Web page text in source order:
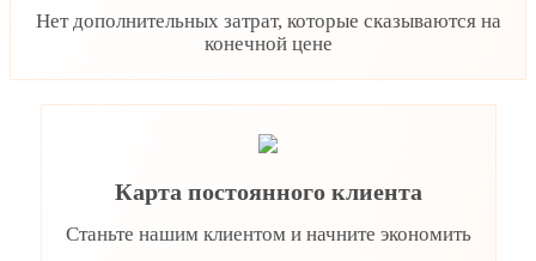
Нет дополнительных затрат, которые сказываются на
конечной цене
Карта постоянного клиента
Станьте нашим клиентом и начните экономить